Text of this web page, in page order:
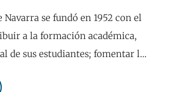
Navarra se fundó en 1952 con el
a la formación académica,
de sus estudiantes; fomentar l…